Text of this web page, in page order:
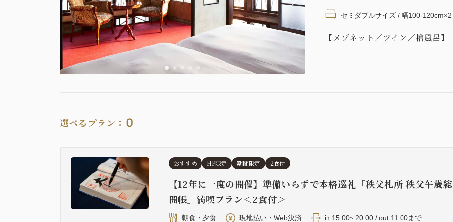
セミダブルサイズ / 幅100-120cm×2
選べるプラン： 0
おすすめ HP限定 期間限定 2食付
【12年に一度の開催】準備いらずで本格巡礼「秩父札所 秩父午歳総
開帳」満喫プラン＜2食付＞
朝食・夕食 現地払い・Web決済 in 15:00~ 20:00 / out 11:00まで